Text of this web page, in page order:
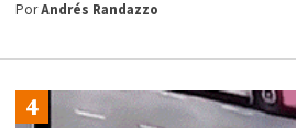
PorAndrés Randazzo